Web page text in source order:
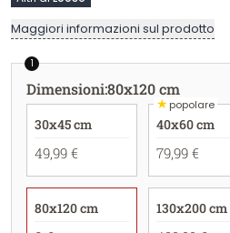
Maggiori informazioni sul prodotto
1
Dimensioni:80x120 cm
30x45 cm
49,99 €
★popolare
40x60 cm
79,99 €
80x120 cm 130x200 cm